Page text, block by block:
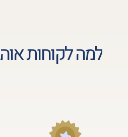
למה לקוחות